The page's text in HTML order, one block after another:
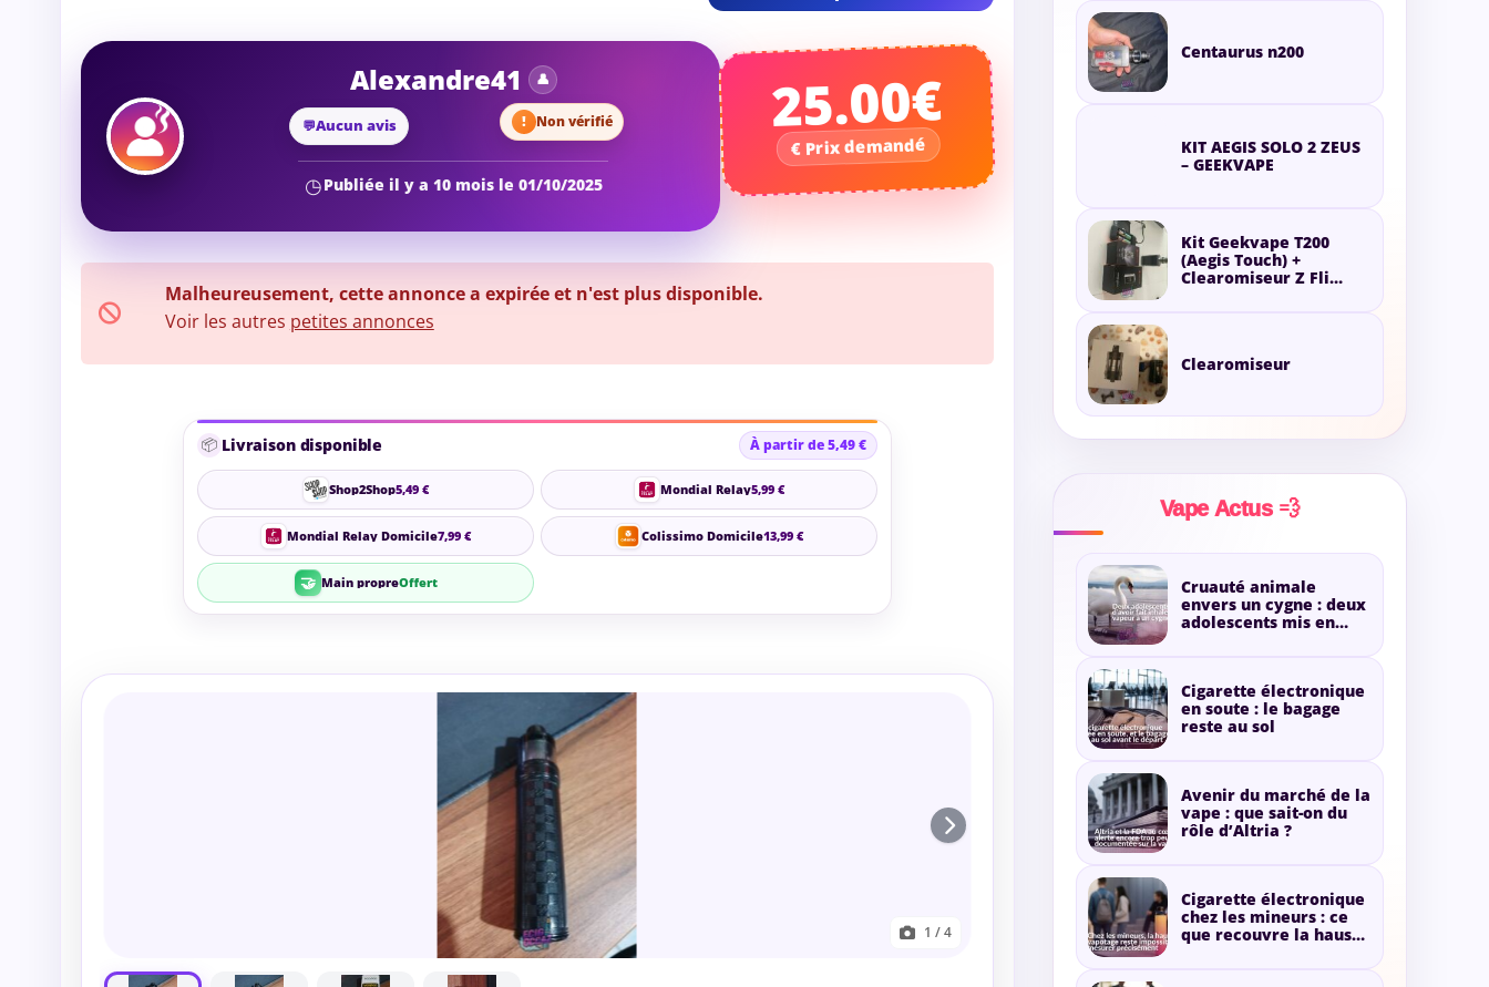
Alexandre41
Aucun avis Non vérifié
Publiée il y a 10 mois le 01/10/2025
25.00€
Malheureusement, cette annonce a expirée et n'est plus disponible.
Voir les autres petites annonces
📦 Livraison disponible À partir de 5,49 €
Shop2Shop5,49 € Mondial Relay5,99 €
Mondial Relay Domicile7,99 € Colissimo Domicile13,99 €
🤝 Main propreOffert
1 / 4
Centaurus n200
KIT AEGIS SOLO 2 ZEUS
– GEEKVAPE
Kit Geekvape T200
(Aegis Touch) +
Clearomiseur Z Fli
Clearomiseur
Vape Actus 💨
Cruauté animale
envers un cygne : deux
adolescents mis en
Cigarette électronique
en soute : le bagage
reste au sol
Avenir du marché de la
vape : que sait-on du
rôle d’Altria ?
Cigarette électronique
chez les mineurs : ce
que recouvre la hausse